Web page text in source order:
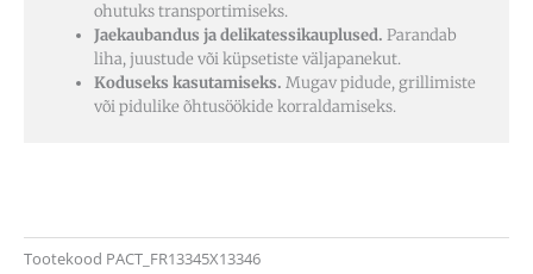
ohutuks transportimiseks.
Jaekaubandus ja delikatessikauplused. Parandab
liha, juustude või küpsetiste väljapanekut.
Koduseks kasutamiseks. Mugav pidude, grillimiste
või pidulike õhtusöökide korraldamiseks.
Tootekood PACT_FR13345X13346